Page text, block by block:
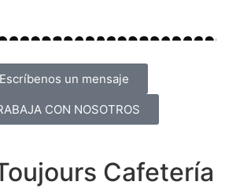
Escríbenos un mensaje
CON NOSOTROS
Cafetería